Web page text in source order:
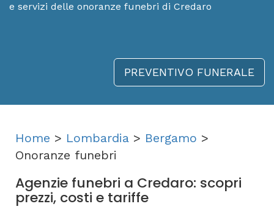
e servizi delle onoranze funebri di Credaro
PREVENTIVO FUNERALE
Home > Lombardia > Bergamo >
Onoranze funebri
Agenzie funebri a Credaro: scopri
prezzi, costi e tariffe